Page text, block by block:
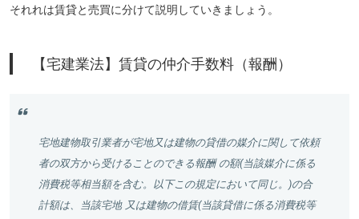
それれは賃貸と売買に分けて説明していきましょう。
【宅建業法】賃貸の仲介手数料（報酬）
宅地建物取引業者が宅地又は建物の貸借の媒介に関して依頼
者の双方から受けることのできる報酬 の額(当該媒介に係る
消費税等相当額を含む。以下この規定において同じ。)の合
計額は、当該宅地 又は建物の借賃(当該貸借に係る消費税等